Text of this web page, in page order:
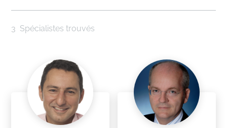
3 Spécialistes trouvés